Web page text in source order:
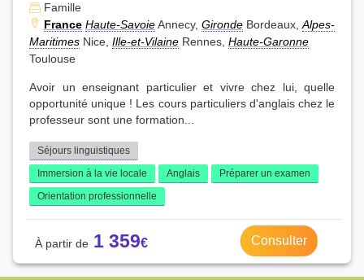
Famille
France Haute-SavoieAnnecy, Gironde Bordeaux,Alpes-
Maritimes Nice, Ille-et-Vilaine Rennes, Haute-Garonne
Toulouse
Avoir un enseignant particulier et vivre chez lui, quelle
opportunité unique ! Les cours particuliers d'anglais chez le
professeur sont une formation...
Séjours linguistiques
Immersion à la vie locale
Anglais
Préparer un examen
Orientation professionnelle
1 359 Consulter